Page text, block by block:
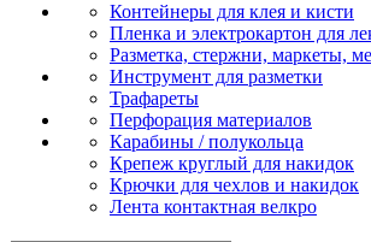
Контейнеры для клея и кисти
Пленка и электрокартон для
Разметка, стержни, маркеты,
Инструмент для разметки
Трафареты
Перфорация материалов
Карабины / полукольца
Крепеж круглый для накидок
Крючки для чехлов и накидок
Лента контактная велкро